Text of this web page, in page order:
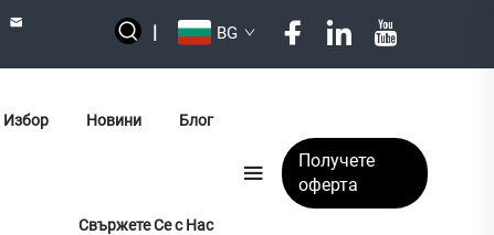
| BG
Новини Блог
Свържете Се с Нас
Получете
оферта